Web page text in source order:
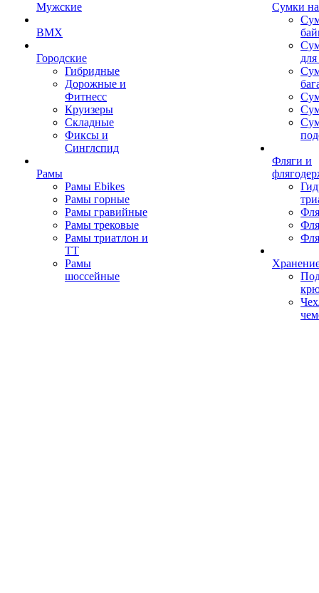
Мужские
BMX
Городские
Гибридные
Дорожные и
Фитнесс
Круизеры
Складные
Фиксы и
Синглспид
Рамы
Рамы Ebikes
Рамы горные
Рамы гравийные
Рамы трековые
Рамы триатлон и
ТТ
Рамы
шоссейные
Сумки
Фляги и